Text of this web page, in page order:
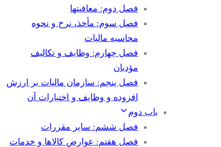
فصل دوم: معافیتها
فصل سوم: مأخذ، نرخ و نحوه
محاسبه مالیات
فصل چهارم: وظایف و تکالیف
مؤدیان
فصل پنجم: سازمان مالیات بر ارزش
افزوده و وظایف و اختیارات آن
باب دوم
فصل ششم: سایر مقررات
فصل هفتم: عوارض کالاها و خدمات